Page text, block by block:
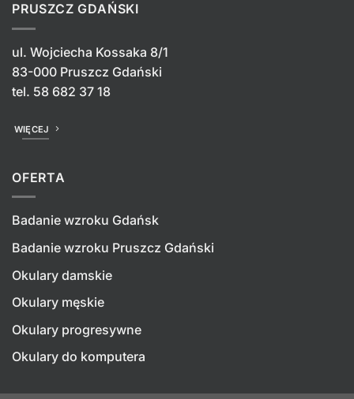
PRUSZCZ GDAŃSKI
ul. Wojciecha Kossaka 8/1
83-000 Pruszcz Gdański
tel. 58 682 37 18
WIĘCEJ
OFERTA
Badanie wzroku Gdańsk
Badanie wzroku Pruszcz Gdański
Okulary damskie
Okulary męskie
Okulary progresywne
Okulary do komputera